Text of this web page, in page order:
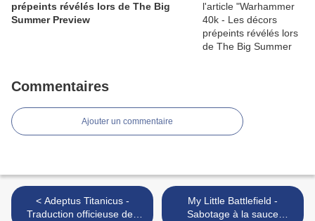
prépeints révélés lors de The Big
Summer Preview
Commentaires
Ajouter un commentaire
< Adeptus Titanicus -
Traduction officieuse des
My Little Battlefield -
Sabotage à la sauce